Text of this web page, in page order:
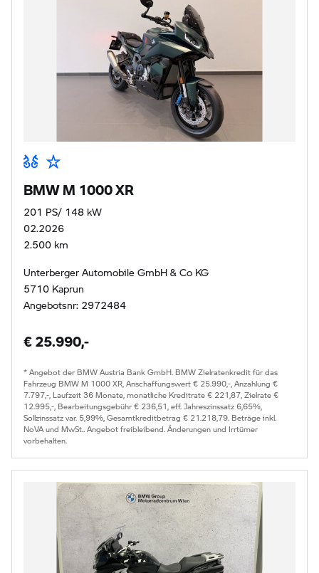
BMW M 1000 XR
201 PS/ 148 kW
02.2026
2.500 km
Unterberger Automobile GmbH & Co KG
5710 Kaprun
Angebotsnr: 2972484
€ 25.990,-
* Angebot der BMW Austria Bank GmbH. BMW Zielratenkredit für das
Fahrzeug BMW M 1000 XR, Anschaffungswert € 25.990,-, Anzahlung €
7.797,-, Laufzeit 36 Monate, monatliche Kreditrate € 221,87, Zielrate €
12.995,-, Bearbeitungsgebühr € 236,51, eff. Jahreszinssatz 6,65%,
Sollzinssatz var. 5,99%, Gesamtkreditbetrag € 21.218,79. Beträge inkl.
NoVA und MwSt.. Angebot freibleibend. Änderungen und Irrtümer
vorbehalten.